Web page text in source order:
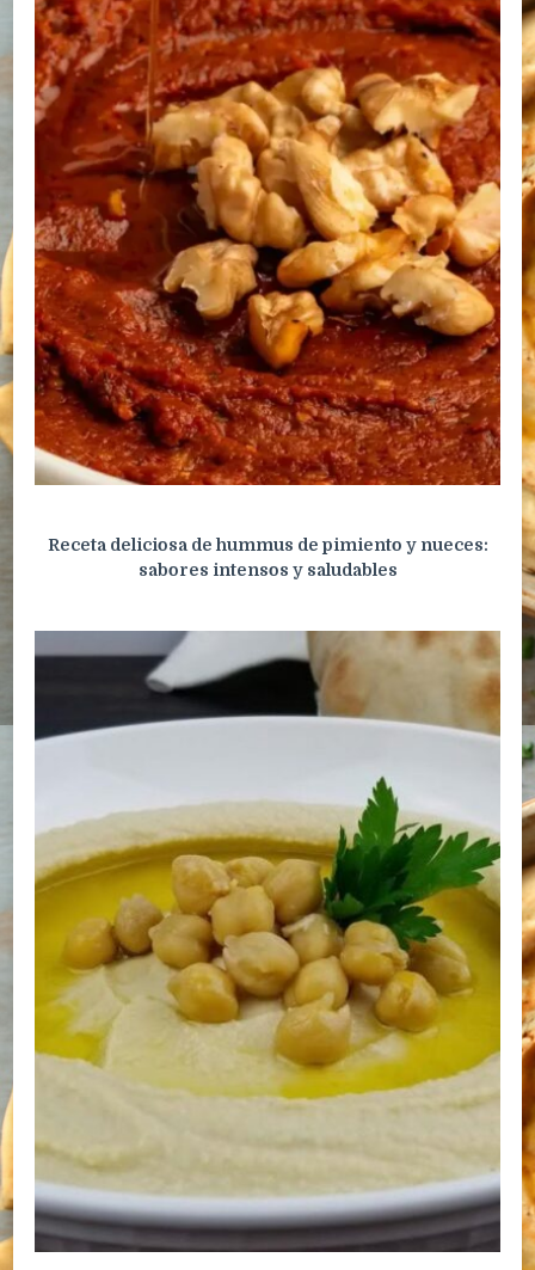
Receta deliciosa de hummus de pimiento y nueces:
sabores intensos y saludables